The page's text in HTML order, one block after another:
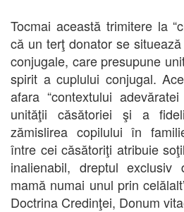
Tocmai această trimitere la
că un terţ donator se
conjugale, care presupune
spirit a cuplului conjugal.
afara “contextului
unităţii căsătoriei şi a
zămislirea copilului în
între cei căsătoriţi atribuie
inalienabil, dreptul
mamă numai unul prin
Doctrina Credinţei, Donum